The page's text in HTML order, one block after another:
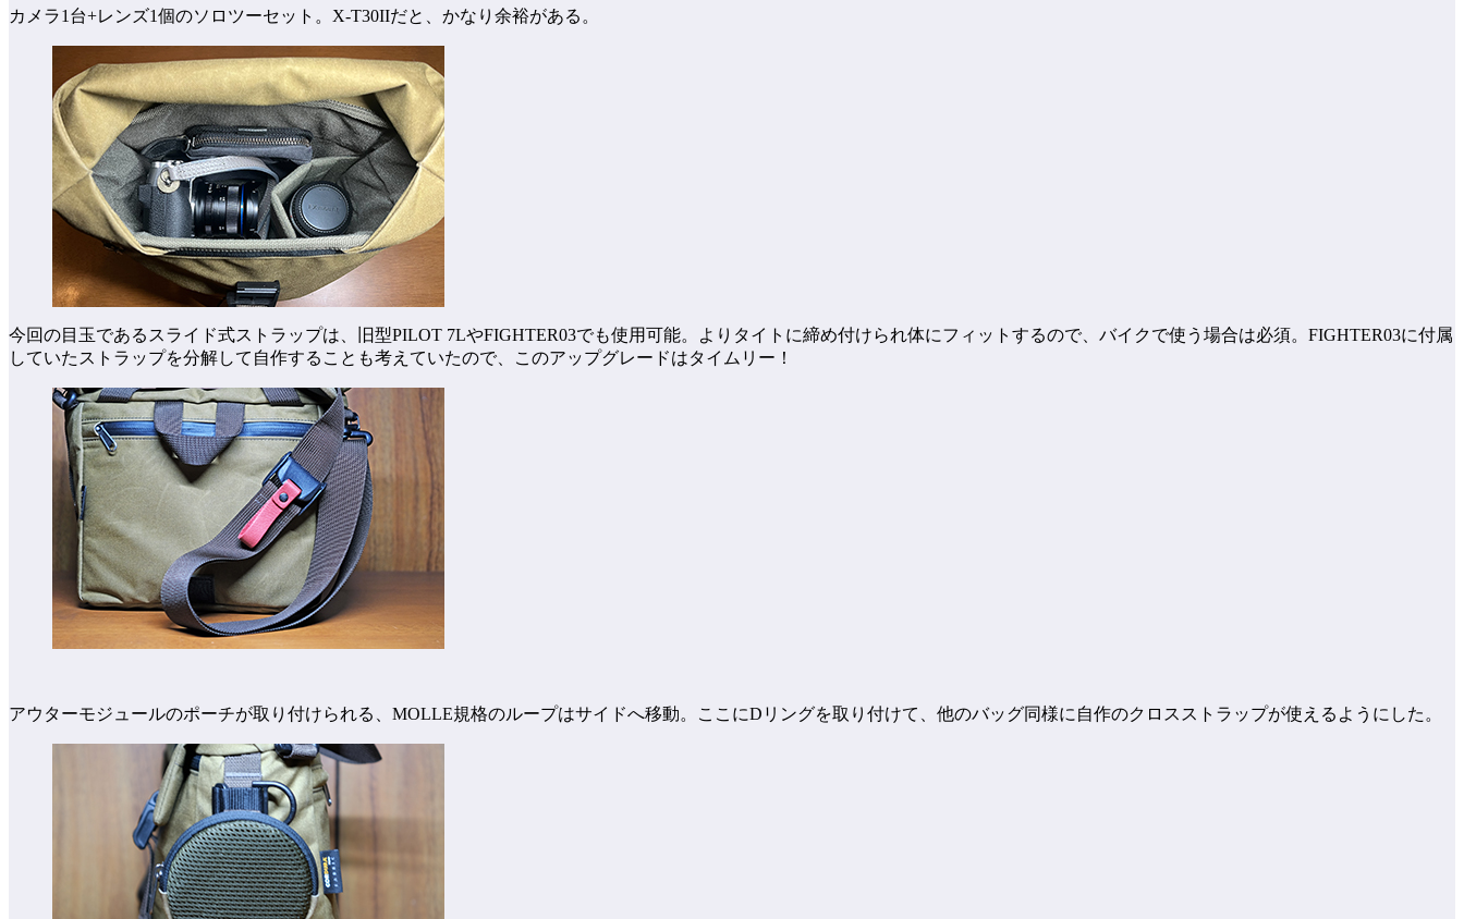
カメラ1台+レンズ1個のソロツーセット。X-T30IIだと、かなり余裕がある。
今回の目玉であるスライド式ストラップは、旧型PILOT 7LやFIGHTER03でも使用可能。よりタイトに締め付けられ体にフィットするので、バイクで使う場合は必須。FIGHTER03に付属
していたストラップを分解して自作することも考えていたので、このアップグレードはタイムリー！
アウターモジュールのポーチが取り付けられる、MOLLE規格のループはサイドへ移動。ここにDリングを取り付けて、他のバッグ同様に自作のクロスストラップが使えるようにした。